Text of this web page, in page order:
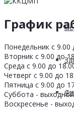
График
Понедельник с 9.00
Вторник с 9.00 до
Среда с 9.00 до
Четверг с 9.00 до
Пятница с 9.00 до
Суббота - выходной
Воскресенье -